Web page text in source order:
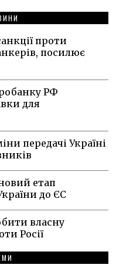
проти
посилює
РФ
для
передачі Україні
етап
до ЄС
власну
Росії